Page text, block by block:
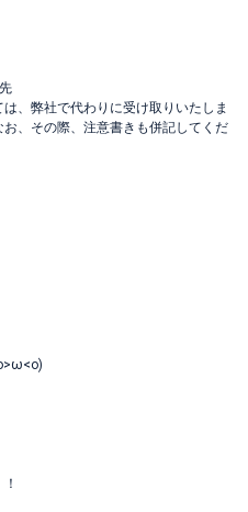
、弊社で代わりに受け取りいたしま
、その際、注意書きも併記してくだ